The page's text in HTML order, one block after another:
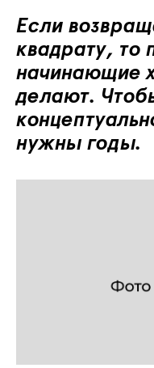
Если
квадрату, то
начинающие
делают.
нужны годы.